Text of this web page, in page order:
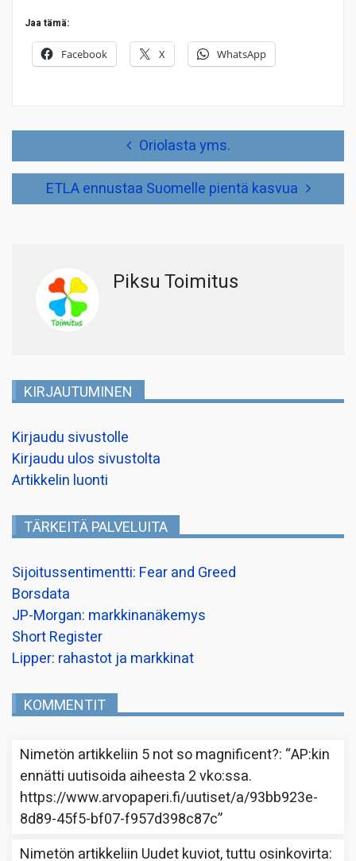
Jaa tämä:
Facebook X WhatsApp
Oriolasta yms.
ETLA ennustaa Suomelle pientä kasvua
Piksu Toimitus
KIRJAUTUMINEN
Kirjaudu sivustolle
Kirjaudu ulos sivustolta
Artikkelin luonti
TÄRKEITÄ PALVELUITA
Sijoitussentimentti: Fear and Greed
Borsdata
JP-Morgan: markkinanäkemys
Short Register
Lipper: rahastot ja markkinat
KOMMENTIT
Nimetön artikkeliin 5 not so magnificent?: “AP:kin
ennätti uutisoida aiheesta 2 vko:ssa.
https://www.arvopaperi.fi/uutiset/a/93bb923e-
8d89-45f5-bf07-f957d398c87c”
Nimetön artikkeliin Uudet kuviot, tuttu osinkovirta: